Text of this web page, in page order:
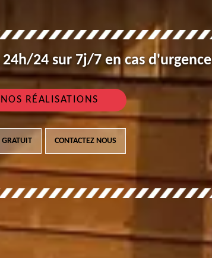
24 sur 7j/7 en cas d'urgence
NOS RÉALISATIONS
CONTACTEZ NOUS